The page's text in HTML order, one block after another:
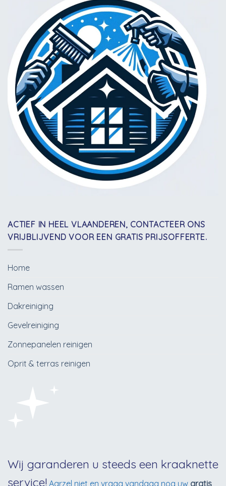
ACTIEF IN HEEL VLAANDEREN, CONTACTEER ONS
VRIJBLIJVEND VOOR EEN GRATIS PRIJSOFFERTE.
Home
Ramen wassen
Dakreiniging
Gevelreiniging
Zonnepanelen reinigen
Oprit & terras reinigen
Wij garanderen u steeds een kraaknette
service! Aarzel niet en vraag vandaag nog uw gratis